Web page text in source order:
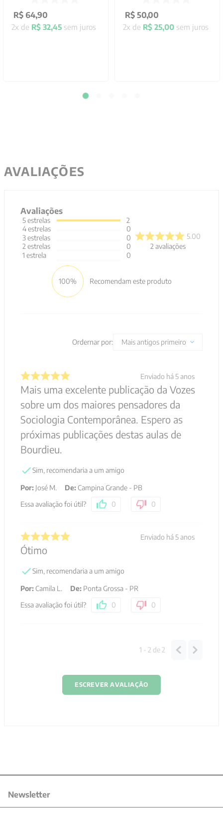
R$ 64,90
2x de R$ 32,45 sem juros
R$ 50,00
2x de R$ 25,00 sem juros
AVALIAÇÕES
Avaliações
5estrelas
4estrelas
3estrelas
2 estrelas
1 estrela
2
0
0
0
0
5.00
2 avaliações
100% Recomendam este produto
Ordernar por: Mais antigos primeiro
Enviado há 5 anos
Mais uma excelente publicação da Vozes
sobre um dos maiores pensadores da
Sociologia Contemporânea. Espero as
próximas publicações destas aulas de
Bourdieu.
Sim, recomendaria a um amigo
Por: José M. De:Campina Grande - PB
Essa avaliação foi útil?
0 0
Enviado há 5 anos
Ótimo
Sim, recomendaria a um amigo
Por:Camila L. De: Ponta Grossa - PR
Essa avaliação foi útil?
0 0
1 - 2 de2
ESCREVER AVALIAÇÃO
Newsletter